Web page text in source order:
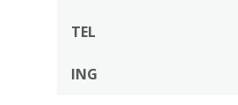
ayuda
TEL
ING